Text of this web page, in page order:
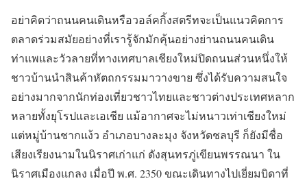
อย่าคิดว่าถนนคนเดินหรือวอล์คกิ้งสตรีทจะเป็นแนวคิดการ
ตลาดร่วมสมัยอย่างที่เรารู้จักมักคุ้นอย่างย่านถนนคนเดิน
ท่าแพและวัวลายที่ทางเทศบาลเชียงใหม่ปิดถนนส่วนหนึ่งให้
ชาวบ้านนำสินค้าหัตถกรรมมาวางขาย ซึ่งได้รับความสนใจ
อย่างมากจากนักท่องเที่ยวชาวไทยและชาวต่างประเทศหลาก
หลายทั้งยุโรปและเอเชีย แม้อากาศจะไม่หนาวเท่าเชียงใหม่
แต่หมู่บ้านชากแง้ว อำเภอบางละมุง จังหวัดชลบุรี ก็ยังมีชื่อ
เสียงเรียงนามในนิราศเก่าแก่ ดังสุนทรภู่เขียนพรรณนา ใน
นิราศเมืองแกลง เมื่อปี พ.ศ. 2350 ขณะเดินทางไปเยี่ยมบิดาที่